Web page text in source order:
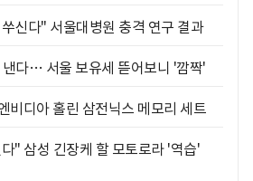
신다" 서울대병원 충격 연구 결과
낸다… 서울 보유세 뜯어보니 '깜짝'
비디아 홀린 삼전닉스 메모리 세트
" 삼성 긴장케 할 모토로라 '역습'